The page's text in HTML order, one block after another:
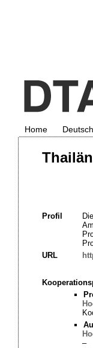
Home
Profil
URL
–